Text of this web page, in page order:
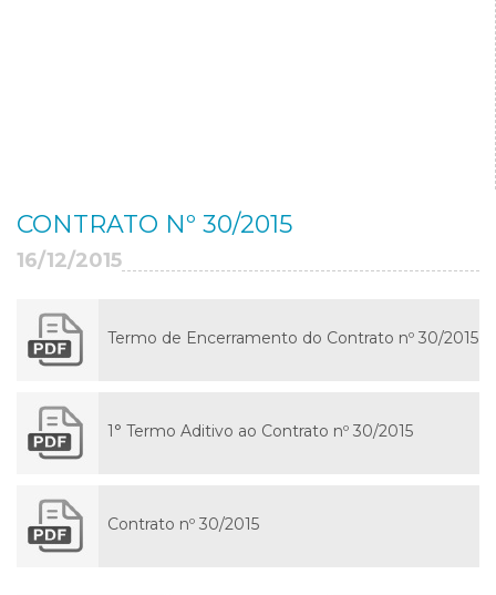
CONTRATO Nº 30/2015
16/12/2015
Termo de Encerramento do Contrato nº 30/2015
1° Termo Aditivo ao Contrato nº 30/2015
Contrato nº 30/2015